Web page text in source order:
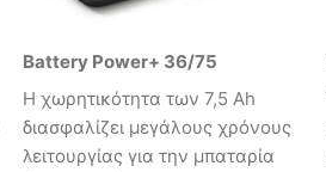
Battery Power+ 36/75
Η χωρητικότητα των 7,5 Ah
διασφαλίζει μεγάλους χρόνους
λειτουργίας για την μπαταρία